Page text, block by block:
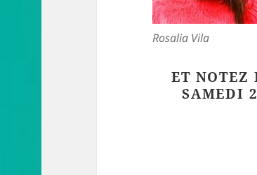
Rosalia Vila
ET
SAMEDI